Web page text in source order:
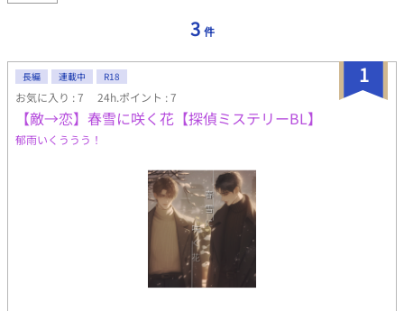
3 件
1
長編 連載中 R18
お気に入り : 7 24h.ポイント : 7
【敵→恋】春雪に咲く花【探偵ミステリーBL】
郁雨いくううう！